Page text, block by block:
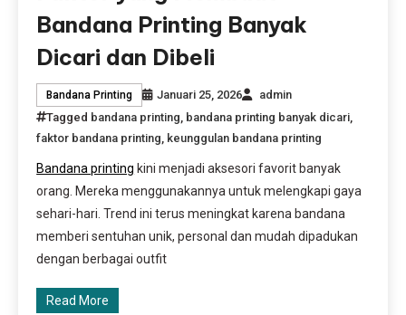
Bandana Printing Banyak
Dicari dan Dibeli
Bandana Printing Januari 25, 2026
admin
Tagged bandana printing, bandana printing banyak dicari,
faktor bandana printing, keunggulan bandana printing
Bandana printing kini menjadi aksesori favorit banyak
orang. Mereka menggunakannya untuk melengkapi gaya
sehari-hari. Trend ini terus meningkat karena bandana
memberi sentuhan unik, personal dan mudah dipadukan
dengan berbagai outfit
Read More